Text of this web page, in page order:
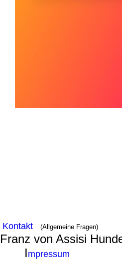
Kontakt (Allgemeine Fragen)
Franz von Assisi
Impressum